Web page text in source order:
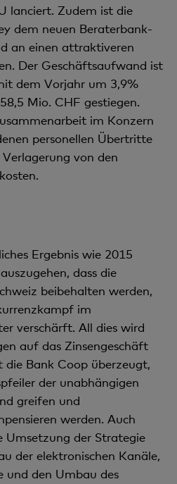
lanciert. Zudem ist die
dem neuen Beraterbank-
an einen attraktiveren
Der Geschäftsaufwand ist
dem Vorjahr um 3,9%
Mio. CHF gestiegen.
im Konzern
personellen Übertritte
von den
Ergebnis wie 2015
dass die
beibehalten werden,
im
verschärft. All dies wird
auf das Zinsen­geschäft
die Bank Coop überzeugt,
der unabhängigen
greifen und
werden. Auch
Umsetzung der Strategie
der elektronischen Kanäle,
und den Umbau des